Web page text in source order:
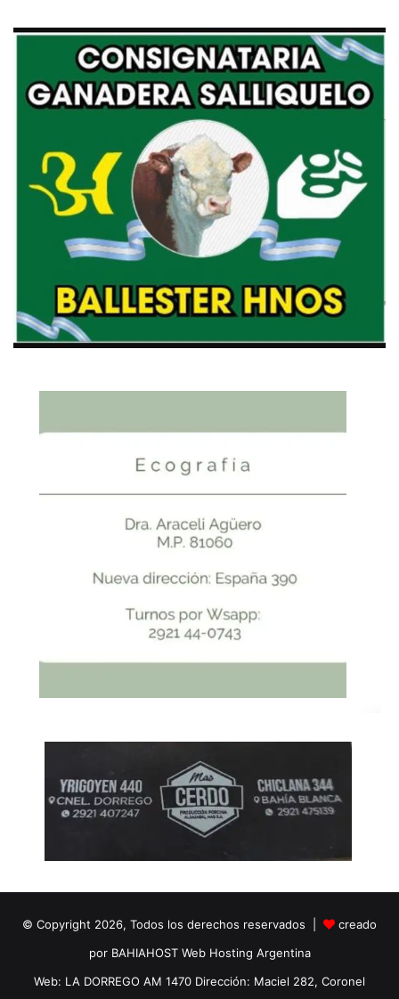
© Copyright 2026, Todos los derechos reservados |
creado
por BAHIAHOST Web Hosting Argentina
Web: LA DORREGO AM 1470 Dirección: Maciel 282, Coronel